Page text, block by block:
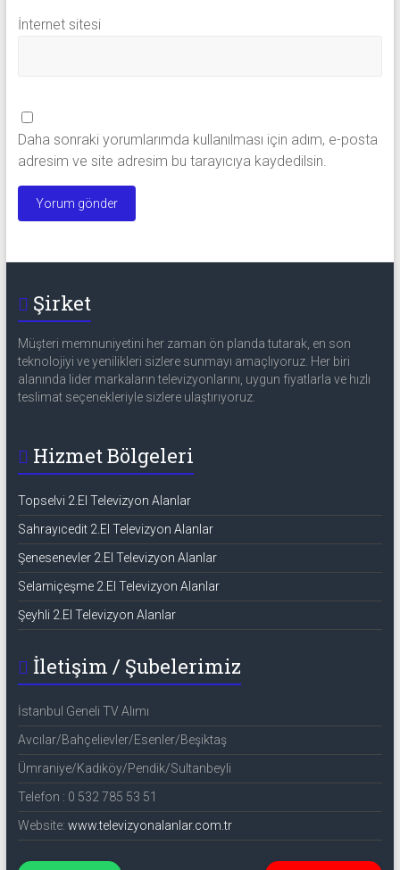
İnternet sitesi
Daha sonraki yorumlarımda kullanılması için adım, e-posta
adresim ve site adresim bu tarayıcıya kaydedilsin.
Şirket
Müşteri memnuniyetini her zaman ön planda tutarak, en son
teknolojiyi ve yenilikleri sizlere sunmayı amaçlıyoruz. Her biri
alanında lider markaların televizyonlarını, uygun fiyatlarla ve hızlı
teslimat seçenekleriyle sizlere ulaştırıyoruz.
Hizmet Bölgeleri
Topselvi 2.El Televizyon Alanlar
Sahrayıcedit 2.El Televizyon Alanlar
Şenesenevler 2.El Televizyon Alanlar
Selamiçeşme 2.El Televizyon Alanlar
Şeyhli 2.El Televizyon Alanlar
İletişim / Şubelerimiz
İstanbul Geneli TV Alımı
Avcılar/Bahçelievler/Esenler/Beşiktaş
Ümraniye/Kadıköy/Pendik/Sultanbeyli
Telefon : 0 532 785 53 51
Website: www.televizyonalanlar.com.tr